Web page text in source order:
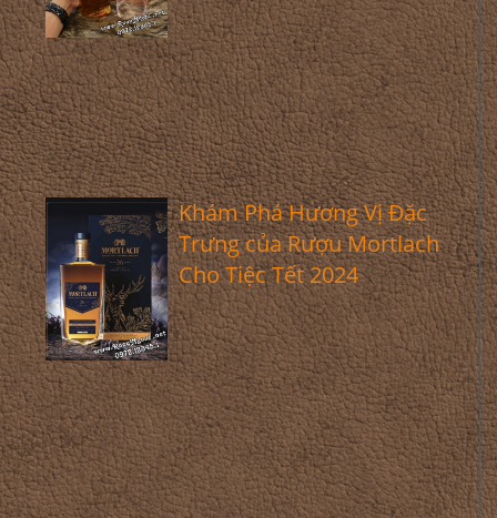
Khám Phá Hương Vị Đặc
Trưng của Rượu Mortlach
Cho Tiệc Tết 2024